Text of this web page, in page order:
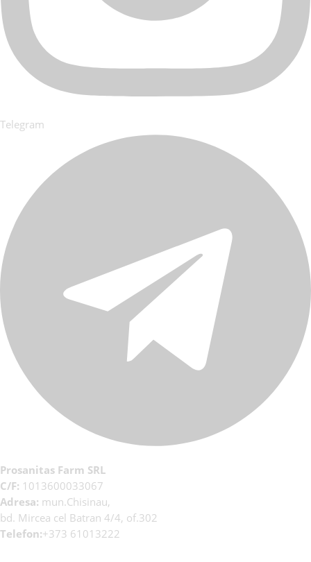
Telegram
Prosanitas Farm SRL
C/F: 1013600033067
Adresa: mun.Chisinau,
bd. Mircea cel Batran 4/4, of.302
Telefon:+373 61013222